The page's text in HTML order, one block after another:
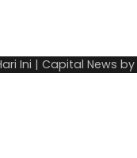
Ini | Capital News by